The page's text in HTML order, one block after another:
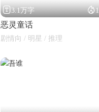
3.1万字 
恶灵童话
剧情向 / 明星 / 推理